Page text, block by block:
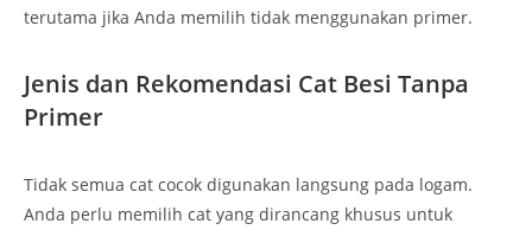
terutama jika Anda memilih tidak menggunakan primer.
Jenis dan Rekomendasi Cat Besi Tanpa
Primer
Tidak semua cat cocok digunakan langsung pada logam.
Anda perlu memilih cat yang dirancang khusus untuk